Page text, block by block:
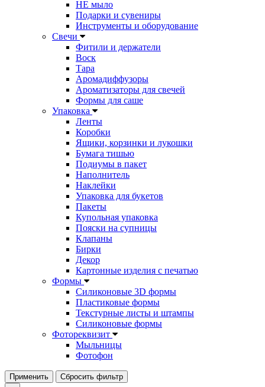
НЕ мыло
Подарки и сувениры
Инструменты и оборудование
Свечи
Фитили и держатели
Воск
Тара
Аромадиффузоры
Ароматизаторы для свечей
Формы для саше
Упаковка
Ленты
Коробки
Ящики, корзинки и лукошки
Бумага тишью
Подиумы в пакет
Наполнитель
Наклейки
Упаковка для букетов
Пакеты
Купольная упаковка
Пояски на супницы
Клапаны
Бирки
Декор
Картонные изделия с печатью
Формы
Силиконовые 3D формы
Пластиковые формы
Текстурные листы и штампы
Силиконовые формы
Фотореквизит
Мыльницы
Фотофон
Применить Сбросить фильтр